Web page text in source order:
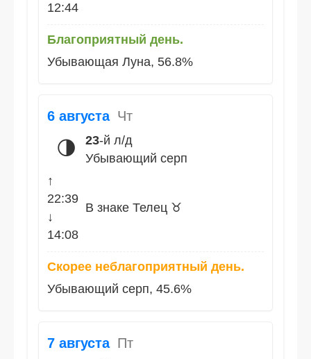
12:44
Благоприятный день.
Убывающая Луна, 56.8%
6 августа Чт
🌗 23-й л/д
Убывающий серп
↑
22:39
↓
14:08
В знаке Телец ♉
Скорее неблагоприятный день.
Убывающий серп, 45.6%
7 августа Пт